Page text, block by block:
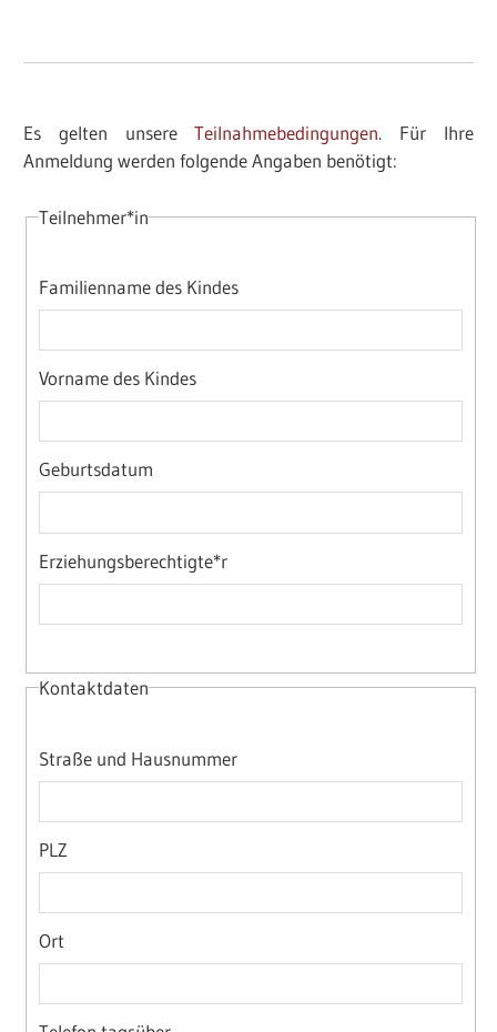
Es gelten unsereTeilnahmebedingungen. Für Ihre
Anmeldung werden folgende Angaben benötigt:
Teilnehmer*in
Familienname des Kindes
Vorname des Kindes
Geburtsdatum
Erziehungsberechtigte*r
Kontaktdaten
Straße und Hausnummer
PLZ
Ort